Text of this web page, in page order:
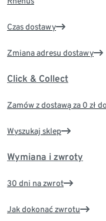
Czas dostawy
Zmiana adresu dostawy
Click & Collect
Zamów z dostawą za 0 zł
Wyszukaj sklep
Wymiana i zwroty
30 dni na zwrot
Jak dokonać zwrotu